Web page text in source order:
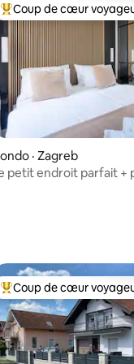
4,88 sur 5, 438
Coup de cœur voyageurs
Coup de cœur
· Zagreb
petit endroit parfait +
Coup de cœur voyageurs
Coup de cœur